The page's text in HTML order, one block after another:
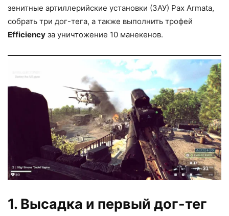
зенитные артиллерийские установки (ЗАУ) Pax Armata,
собрать три дог-тега, а также выполнить трофей
Efficiency за уничтожение 10 манекенов.
1. Высадка и первый дог-тег